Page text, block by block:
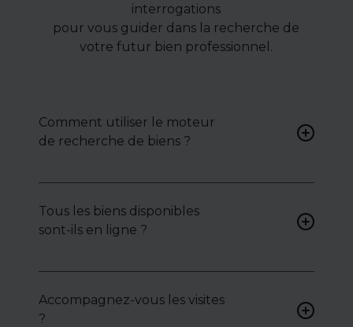
interrogations
pour vous guider dans la recherche de
votre futur bien professionnel.
Comment utiliser le moteur
de recherche de biens ?
pour accéder à une liste de
biens ciblés.
Tous les biens disponibles
sont-ils en ligne ?
toute confidentialité :
Accompagnez-vous les visites
?